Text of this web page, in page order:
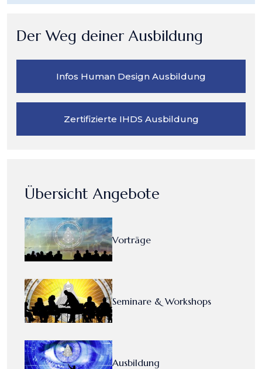
Der Weg deiner Ausbildung
Infos Human Design Ausbildung
Zertifizierte IHDS Ausbildung
Übersicht Angebote
Vorträge
Seminare & Workshops
Ausbildung